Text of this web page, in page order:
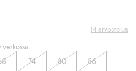
luokitus: 14arvostelua
74 80 86